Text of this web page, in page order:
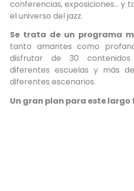
conferencias, exposiciones… y
el universo del jazz.
Se trata de un programa
tanto amantes como
disfrutar de 30
diferentes escuelas y más
diferentes escenarios.
Un gran plan para este largo